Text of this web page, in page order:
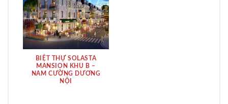
BIỆT THỰ SOLASTA
MANSION KHU B –
NAM CƯỜNG DƯƠNG
NỘI